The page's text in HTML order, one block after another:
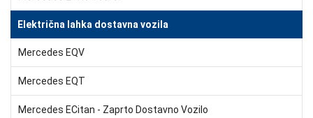
Električna lahka dostavna vozila
Mercedes EQV
Mercedes EQT
Mercedes ECitan - Zaprto Dostavno Vozilo